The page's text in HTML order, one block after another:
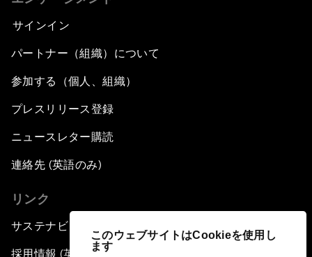
このウェブサイトはCookieを使用し
ます
サインイン
パートナー（組織）について
参加する（個人、組織）
プレスリリース登録
ニュースレター購読
連絡先 (英語のみ)
リンク
サステナビリティへの取り組み
採用情報 (英語のみ)